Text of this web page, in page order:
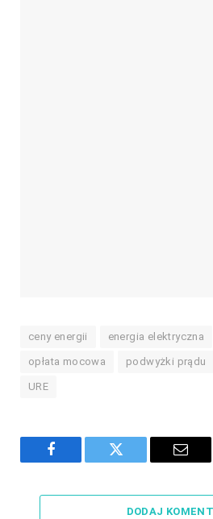
ceny energii energia elektryczna
opłata mocowa podwyżki prądu
URE
Facebook Twitter Email
DODAJ